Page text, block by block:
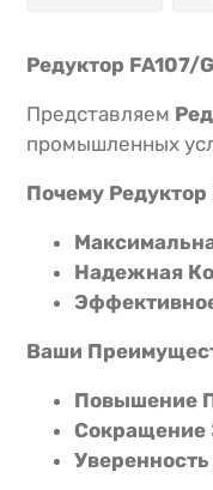
Редуктор
Представляем
промышленных
Почему
Надежная
Ваши
Повышение
Сокращение
Уверенность